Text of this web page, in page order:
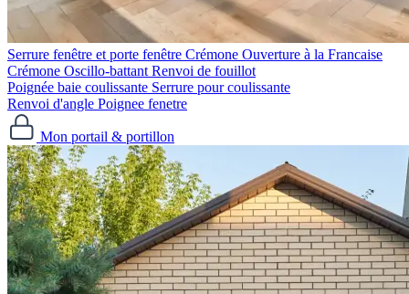
Serrure fenêtre et porte fenêtre
Crémone Ouverture à la Francaise
Crémone Oscillo-battant Renvoi de fouillot
Poignée baie coulissante Serrure pour coulissante
Renvoi d'angle Poignee fenetre
Mon portail & portillon